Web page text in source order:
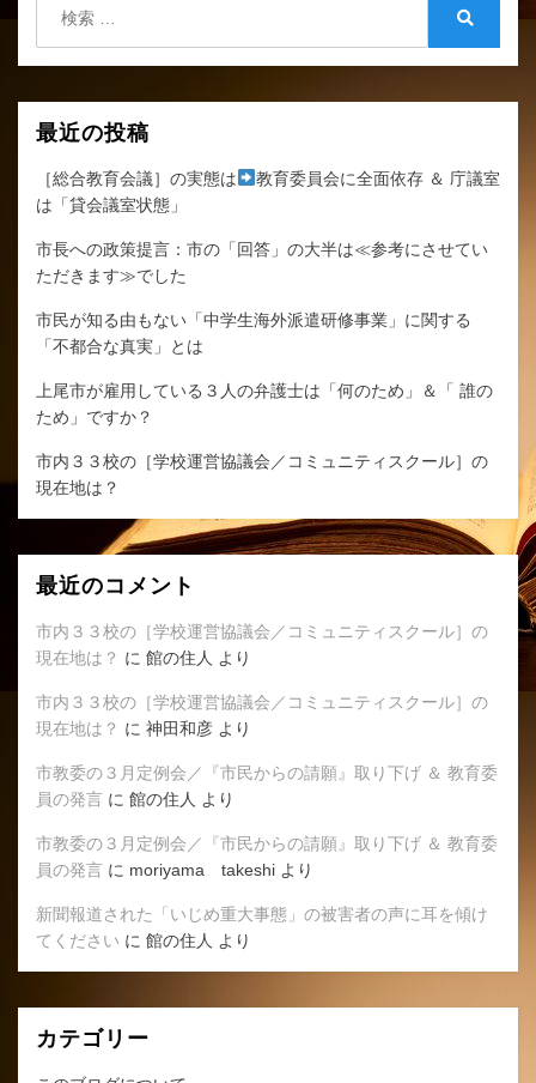
ョ
ン
最近の投稿
［総合教育会議］の実態は
教育委員会に全面依存 ＆ 庁議室
は「貸会議室状態」
市長への政策提言：市の「回答」の大半は≪参考にさせてい
ただきます≫でした
市民が知る由もない「中学生海外派遣研修事業」に関する
「不都合な真実」とは
上尾市が雇用している３人の弁護士は「何のため」＆「 誰の
ため」ですか？
市内３３校の［学校運営協議会／コミュニティスクール］の
現在地は？
最近のコメント
市内３３校の［学校運営協議会／コミュニティスクール］の
現在地は？ に 館の住人 より
市内３３校の［学校運営協議会／コミュニティスクール］の
現在地は？ に 神田和彦 より
市教委の３月定例会／『市民からの請願』取り下げ ＆ 教育委
員の発言 に 館の住人 より
市教委の３月定例会／『市民からの請願』取り下げ ＆ 教育委
員の発言 に moriyama takeshi より
新聞報道された「いじめ重大事態」の被害者の声に耳を傾け
てください に 館の住人 より
カテゴリー